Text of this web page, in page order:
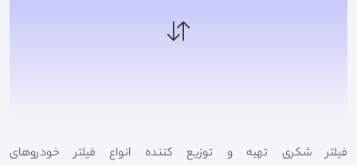
فیلتر شکری تهیه و توزیع کننده انواع فیلتر خودروهای